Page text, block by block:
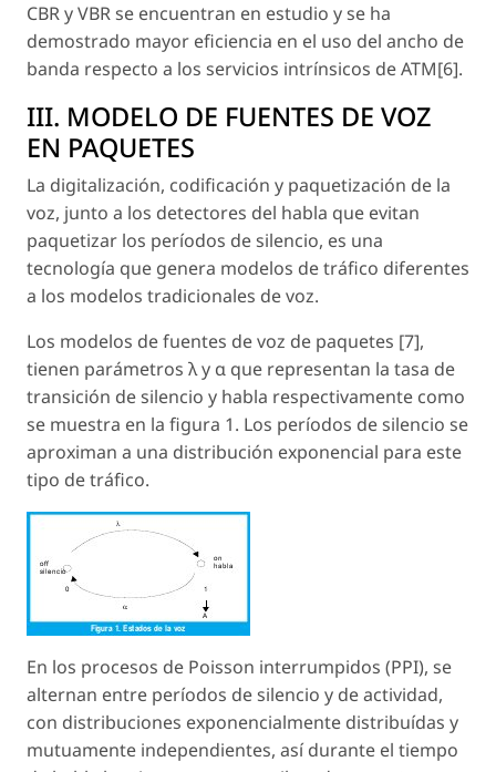
CBR y VBR se encuentran en estudio y se ha
demostrado mayor eficiencia en el uso del ancho de
banda respecto a los servicios intrínsicos de ATM[6].
III. MODELO DE FUENTES DE VOZ
EN PAQUETES
La digitalización, codificación y paquetización de la
voz, junto a los detectores del habla que evitan
paquetizar los períodos de silencio, es una
tecnología que genera modelos de tráfico diferentes
a los modelos tradicionales de voz.
Los modelos de fuentes de voz de paquetes [7],
tienen parámetros λ y α que representan la tasa de
transición de silencio y habla respectivamente como
se muestra en la figura 1. Los períodos de silencio se
aproximan a una distribución exponencial para este
tipo de tráfico.
En los procesos de Poisson interrumpidos (PPI), se
alternan entre períodos de silencio y de actividad,
con distribuciones exponencialmente distribuídas y
mutuamente independientes, así durante el tiempo